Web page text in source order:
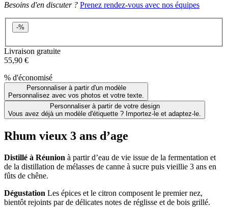
Besoins d'en discuter ? Prenez rendez-vous avec nos équipes
-%
Livraison gratuite
55,90 €
% d'économisé
Personnaliser à partir d'un modèle
Personnalisez avec vos photos et votre texte.
Personnaliser à partir de votre design
Vous avez déjà un modèle d'étiquette ? Importez-le et adaptez-le.
Rhum vieux 3 ans d’age
Distillé à Réunion à partir d’eau de vie issue de la fermentation et
de la distillation de mélasses de canne à sucre puis vieillie 3 ans en
fûts de chêne.
Dégustation Les épices et le citron composent le premier nez,
bientôt rejoints par de délicates notes de réglisse et de bois grillé.